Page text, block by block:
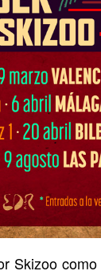
Skizoo